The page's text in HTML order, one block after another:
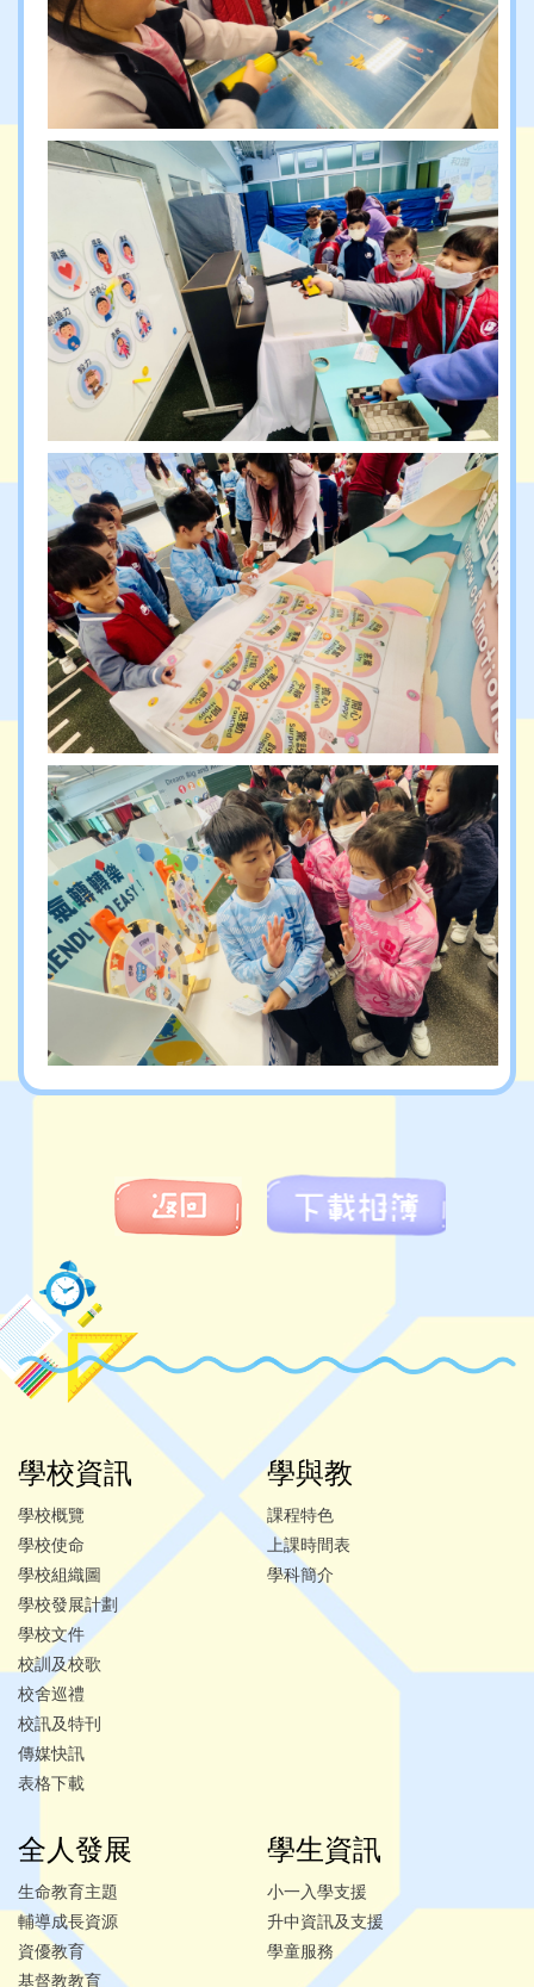
學校資訊
學校概覽
學校使命
學校組織圖
學校發展計劃
學校文件
校訓及校歌
校舍巡禮
校訊及特刊
傳媒快訊
表格下載
學與教
課程特色
上課時間表
學科簡介
全人發展
生命教育主題
輔導成長資源
資優教育
基督教教育
學生資訊
小一入學支援
升中資訊及支援
學童服務